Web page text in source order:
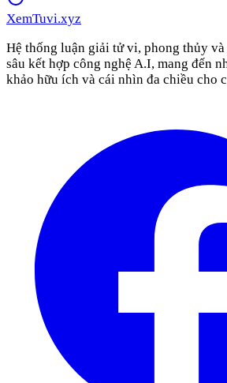
XemTuvi.xyz
Hệ thống luận giải tử vi, phong thủy
sâu kết hợp công nghệ A.I, mang đến
khảo hữu ích và cái nhìn đa chiều cho